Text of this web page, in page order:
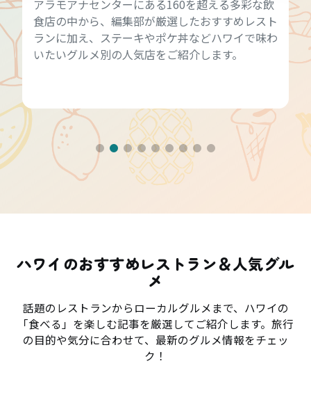
アラモアナセンターにある160を超える多彩な飲
食店の中から、編集部が厳選したおすすめレスト
ランに加え、ステーキやポケ丼などハワイで味わ
いたいグルメ別の人気店をご紹介します。
ハワイのおすすめレストラン＆人気グル
メ
話題のレストランからローカルグルメまで、ハワイの
「食べる」を楽しむ記事を厳選してご紹介します。旅行
の目的や気分に合わせて、最新のグルメ情報をチェッ
ク！